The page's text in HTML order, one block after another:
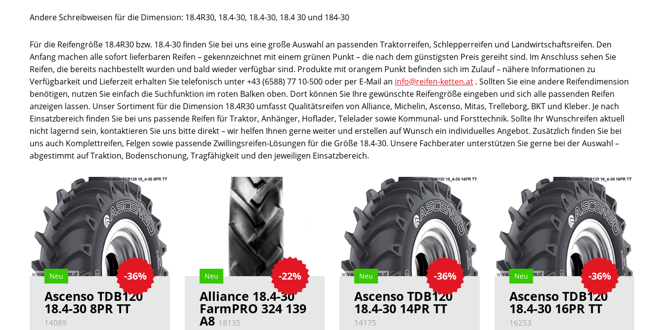
Andere Schreibweisen für die Dimension: 18.4R30, 18.4-30, 18.4-30, 18.4 30 und 184-30
Für die Reifengröße 18.4R30 bzw. 18.4-30 finden Sie bei uns eine große Auswahl an passenden Traktorreifen, Schlepperreifen und Landwirtschaftsreifen. Den
Anfang machen alle sofort lieferbaren Reifen – gekennzeichnet mit einem grünen Punkt – die nach dem günstigsten Preis gereiht sind. Im Anschluss sehen Sie
Reifen, die bereits nachbestellt wurden und bald wieder verfügbar sind. Produkte mit orangem Punkt befinden sich im Zulauf – nähere Informationen zu
Verfügbarkeit und Lieferzeit erhalten Sie telefonisch unter +43 (6588) 77 10-500 oder per E-Mail an info@reifen-ketten.at . Sollten Sie eine andere Reifendimension
benötigen, nutzen Sie einfach die Suchfunktion im roten Balken oben. Dort können Sie Ihre gewünschte Reifengröße eingeben und sich alle passenden Reifen
anzeigen lassen. Unser Sortiment für die Dimension 18.4R30 umfasst Qualitätsreifen von Alliance, Michelin, Ascenso, Mitas, Trelleborg, BKT und Kleber. Je nach
Einsatzbereich finden Sie bei uns passende Reifen für Traktor, Anhänger, Hoflader, Telelader sowie Kommunal- und Forsttechnik. Sollte Ihr Wunschreifen aktuell
nicht lagernd sein, kontaktieren Sie uns bitte direkt – wir helfen Ihnen gerne weiter und erstellen auf Wunsch ein individuelles Angebot. Zusätzlich finden Sie bei
uns auch Komplettreifen, Felgen sowie passende Zwillingsreifen-Lösungen für die Größe 18.4-30. Unsere Fachberater unterstützen Sie gerne bei der Auswahl –
abgestimmt auf Traktion, Bodenschonung, Tragfähigkeit und den jeweiligen Einsatzbereich.
-36%
Neu
Ascenso TDB120
18.4-30 8PR TT
14089
-22%
Neu
Alliance 18.4-30
FarmPRO 324 139
A8 18135
-36%
Neu
Ascenso TDB120
18.4-30 14PR TT
14175
-36%
Neu
Ascenso TDB120
18.4-30 16PR TT
16253